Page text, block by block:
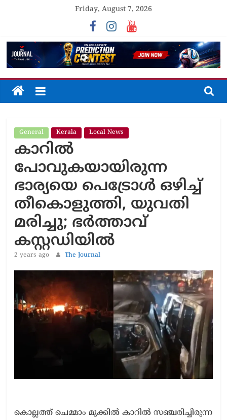
Friday, August 7, 2026
The
Unfolding
The
General Kerala Local News
കാറില്‍
പോവുകയായിരുന്ന
ഭാര്യയെ പെട്രോള്‍ ഒഴിച്ച്
തീകൊളുത്തി, യുവതി
മരിച്ചു; ഭര്‍ത്താവ്
കസ്റ്റഡിയില്‍
2 years ago The Journal
കൊല്ലത്ത് ചെമ്മാം മുക്കിൽ കാറിൽ സഞ്ചരിച്ചിരുന്ന